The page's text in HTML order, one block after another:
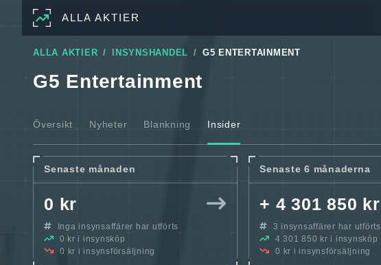
ALLA AKTIER
ALLA AKTIER INSYNSHANDEL G5 ENTERTAINMENT
G5 Entertainment
Översikt Nyheter Blankning Insider
Senaste månaden
0 kr
Inga insynsaffärer har utförts
0 kr i insynsköp
0 kr i insynsförsäljning
Senaste 6 månaderna
+ 4 301 850 kr
3 insynsaffärer har utförts
4 301 850 kr i insynsköp
0 kr i insynsförsäljning